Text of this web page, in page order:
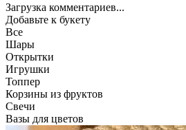
Загрузка комментариев...
Добавьте к букету
Все
Шары
Открытки
Игрушки
Топпер
Корзины из фруктов
Свечи
Вазы для цветов